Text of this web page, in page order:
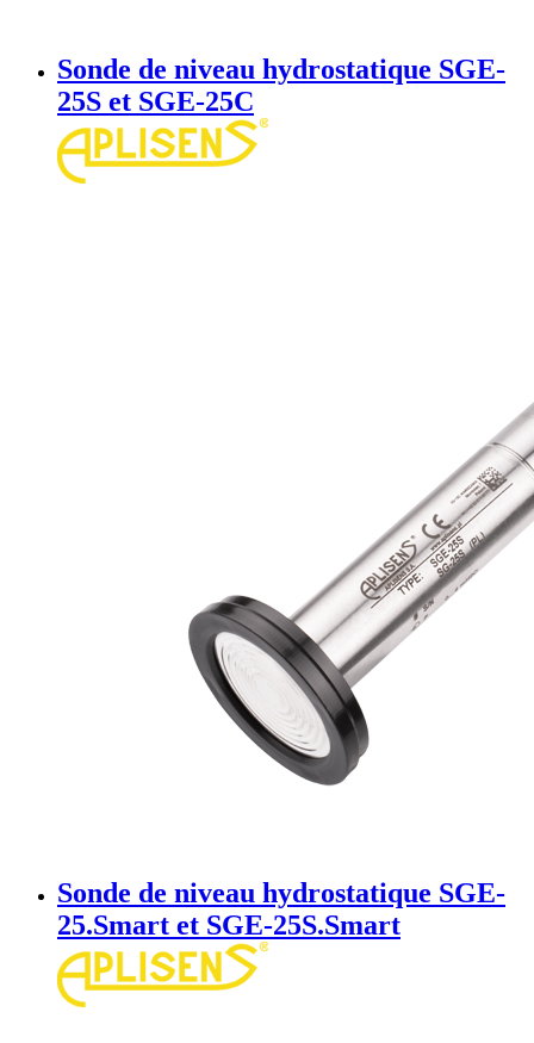
Sonde de niveau hydrostatique SGE-
25S et SGE-25C
Sonde de niveau hydrostatique SGE-
25.Smart et SGE-25S.Smart